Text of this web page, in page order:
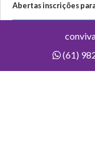
Abertas inscrições
(61)